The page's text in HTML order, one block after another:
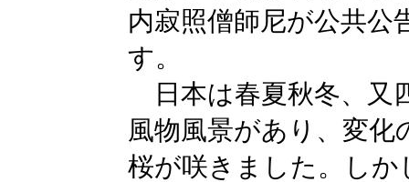
内寂照僧師尼が公共公
す。
日本は春夏秋冬、又
風物風景があり、変
桜が咲きました。し